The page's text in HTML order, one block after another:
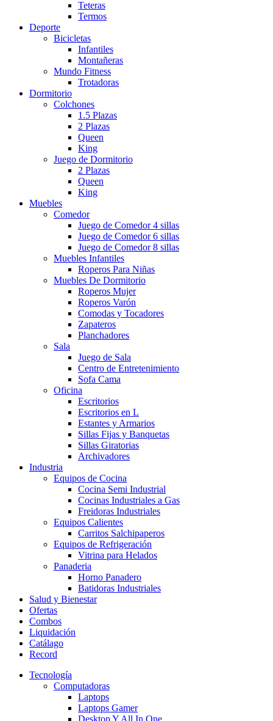
Teteras
Termos
Deporte
Bicicletas
Infantiles
Montañeras
Mundo Fitness
Trotadoras
Dormitorio
Colchones
1.5 Plazas
2 Plazas
Queen
King
Juego de Dormitorio
2 Plazas
Queen
King
Muebles
Comedor
Juego de Comedor 4 sillas
Juego de Comedor 6 sillas
Juego de Comedor 8 sillas
Muebles Infantiles
Roperos Para Niñas
Muebles De Dormitorio
Roperos Mujer
Roperos Varón
Comodas y Tocadores
Zapateros
Planchadores
Sala
Juego de Sala
Centro de Entretenimiento
Sofa Cama
Oficina
Escritorios
Escritorios en L
Estantes y Armarios
Sillas Fijas y Banquetas
Sillas Giratorias
Archivadores
Industria
Equipos de Cocina
Cocina Semi Industrial
Cocinas Industriales a Gas
Freidoras Industriales
Equipos Calientes
Carritos Salchipaperos
Equipos de Refrigeración
Vitrina para Helados
Panaderia
Horno Panadero
Batidoras Industriales
Salud y Bienestar
Ofertas
Combos
Liquidación
Catálago
Record
Tecnología
Computadoras
Laptops
Laptops Gamer